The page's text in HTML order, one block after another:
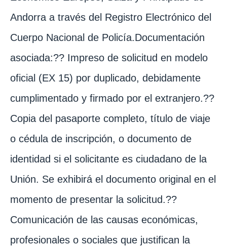
Andorra a través del Registro Electrónico del
Cuerpo Nacional de Policía.Documentación
asociada:?? Impreso de solicitud en modelo
oficial (EX 15) por duplicado, debidamente
cumplimentado y firmado por el extranjero.??
Copia del pasaporte completo, título de viaje
o cédula de inscripción, o documento de
identidad si el solicitante es ciudadano de la
Unión. Se exhibirá el documento original en el
momento de presentar la solicitud.??
Comunicación de las causas económicas,
profesionales o sociales que justifican la